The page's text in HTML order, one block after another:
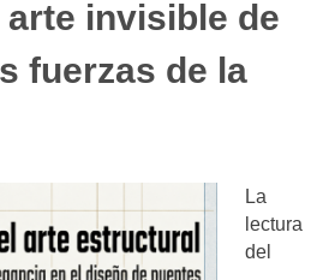
arte invisible de
fuerzas de la
La
lectura
del